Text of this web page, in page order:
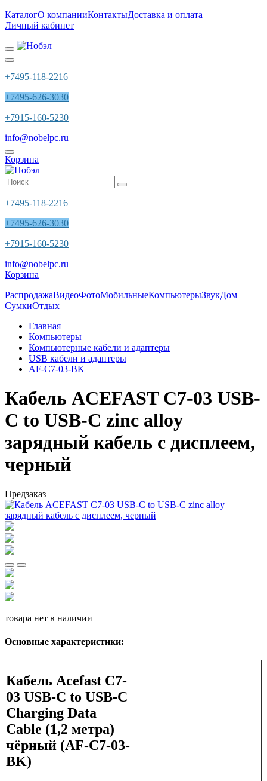
КаталогО компанииКонтактыДоставка и оплата
Личный кабинет
+7495-118-2216
+7495-626-3030
+7915-160-5230
info@nobelpc.ru
Корзина
+7495-118-2216
+7495-626-3030
+7915-160-5230
info@nobelpc.ru
Корзина
РаспродажаВидеоФотоМобильныеКомпьютерыЗвукДом
СумкиОтдых
Главная
Компьютеры
Компьютерные кабели и адаптеры
USB кабели и адаптеры
AF-C7-03-BK
Кабель ACEFAST C7-03 USB-
C to USB-C zinc alloy
зарядный кабель с дисплеем,
черный
Предзаказ
товара нет в наличии
Основные характеристики:
Кабель Acefast C7-
03 USB-C to USB-C
Charging Data
Cable (1,2 метра)
чёрный (AF-C7-03-
BK)